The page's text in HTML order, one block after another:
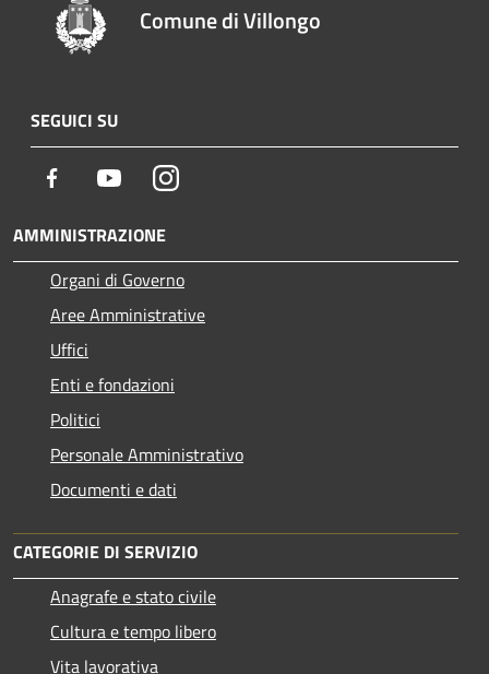
Comune di Villongo
SEGUICI SU
Facebook YoutubeInstagram
AMMINISTRAZIONE
Organi di Governo
Aree Amministrative
Uffici
Enti e fondazioni
Politici
Personale Amministrativo
Documenti e dati
CATEGORIE DI SERVIZIO
Anagrafe e stato civile
Cultura e tempo libero
Vita lavorativa